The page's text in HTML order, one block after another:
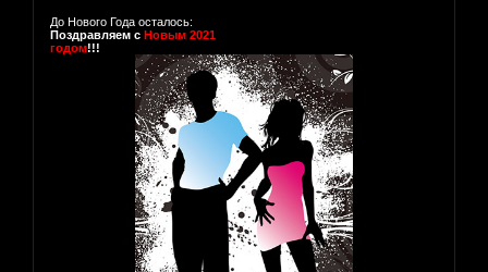
До Нового Года осталось:
Поздравляем с Новым 2021
годом!!!